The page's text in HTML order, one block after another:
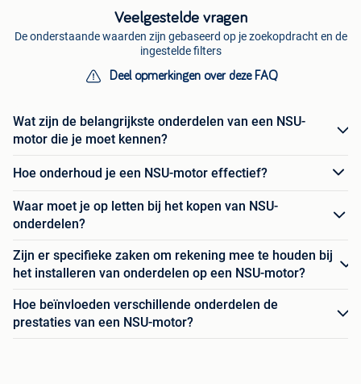
Veelgestelde vragen
De onderstaande waarden zijn gebaseerd op je zoekopdracht en de
ingestelde filters
Deel opmerkingen over deze FAQ
Wat zijn de belangrijkste onderdelen van een NSU-
motor die je moet kennen?
Hoe onderhoud je een NSU-motor effectief?
Waar moet je op letten bij het kopen van NSU-
onderdelen?
Zijn er specifieke zaken om rekening mee te houden bij
het installeren van onderdelen op een NSU-motor?
Hoe beïnvloeden verschillende onderdelen de
prestaties van een NSU-motor?